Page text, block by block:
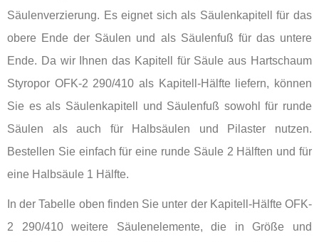
Säulenverzierung. Es eignet sich als Säulenkapitell für das
obere Ende der Säulen und als Säulenfuß für das untere
Ende. Da wir Ihnen das Kapitell für Säule aus Hartschaum
Styropor OFK-2 290/410 als Kapitell-Hälfte liefern, können
Sie es als Säulenkapitell und Säulenfuß sowohl für runde
Säulen als auch für Halbsäulen und Pilaster nutzen.
Bestellen Sie einfach für eine runde Säule 2 Hälften und für
eine Halbsäule 1 Hälfte.
In der Tabelle oben finden Sie unter der Kapitell-Hälfte OFK-
2 290/410 weitere Säulenelemente, die in Größe und